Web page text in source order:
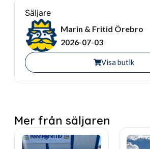
Enklare kök med nytt kylskåp (2023)
Däck/uteplats
2 stolar fram
Soffa för 4 personer bak (kan göras
Dusch på aktern
Utrustning
Säljare
Marin & Fritid Örebro
2026-07-03
Visa butik
Mer från säljaren